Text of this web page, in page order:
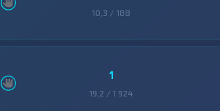
10,3 / 188
1
19,2 / 1 924